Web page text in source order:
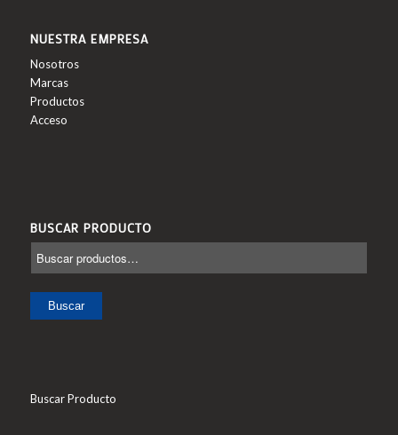
NUESTRA EMPRESA
Nosotros
Marcas
Productos
Acceso
BUSCAR PRODUCTO
Buscar
Buscar Producto